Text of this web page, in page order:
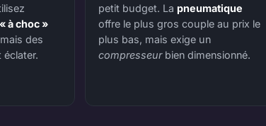
à choc »
des
petit budget. La pneumatique
offre le plus gros couple au prix le
plus bas, mais exige un
compresseurbien dimensionné.